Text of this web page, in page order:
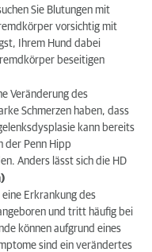
Sie Blutungen mit
vorsichtig mit
Ihrem Hund dabei
beseitigen
Veränderung des
Schmerzen haben, dass
kann bereits
der Penn Hipp
Anders lässt sich die HD
Erkrankung des
und tritt häufig bei
können aufgrund eines
sind ein verändertes